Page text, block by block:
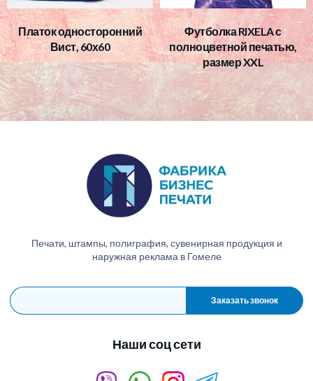
Платок односторонний
Вист, 60х60
Футболка RIXELA с
полноцветной печатью,
размер XXL
Печати, штампы, полиграфия, сувенирная продукция и
наружная реклама в Гомеле
Заказать звонок
Наши соц сети